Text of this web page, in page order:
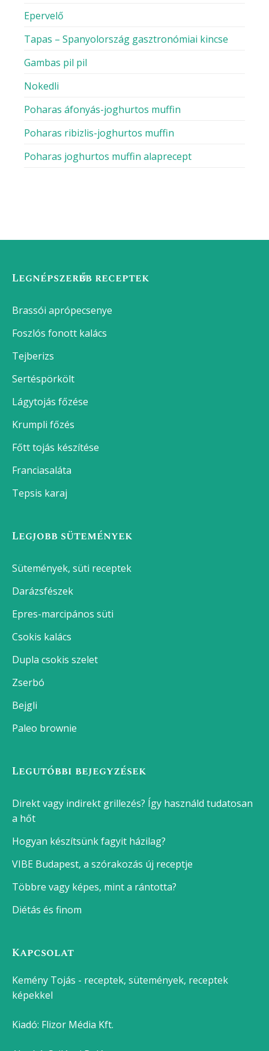
Epervelő
Tapas – Spanyolország gasztronómiai kincse
Gambas pil pil
Nokedli
Poharas áfonyás-joghurtos muffin
Poharas ribizlis-joghurtos muffin
Poharas joghurtos muffin alaprecept
Legnépszerűbb receptek
Brassói aprópecsenye
Foszlós fonott kalács
Tejberizs
Sertéspörkölt
Lágytojás főzése
Krumpli főzés
Főtt tojás készítése
Franciasaláta
Tepsis karaj
Legjobb sütemények
Sütemények, süti receptek
Darázsfészek
Epres-marcipános süti
Csokis kalács
Dupla csokis szelet
Zserbó
Bejgli
Paleo brownie
Legutóbbi bejegyzések
Direkt vagy indirekt grillezés? Így használd tudatosan
a hőt
Hogyan készítsünk fagyit házilag?
VIBE Budapest, a szórakozás új receptje
Többre vagy képes, mint a rántotta?
Diétás és finom
Kapcsolat
Kemény Tojás - receptek, sütemények, receptek
képekkel
Kiadó: Flizor Média Kft.